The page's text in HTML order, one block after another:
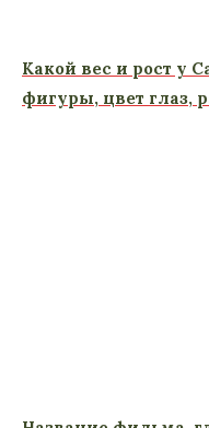
Какой вес и рост у
фигуры, цвет глаз,